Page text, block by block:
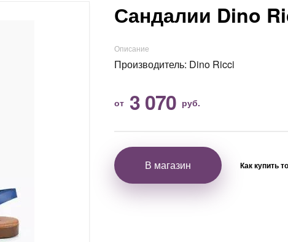
Сандалии Dino
Описание
Производитель: Dino Ricci
от 3 070 руб.
В магазин Как купить